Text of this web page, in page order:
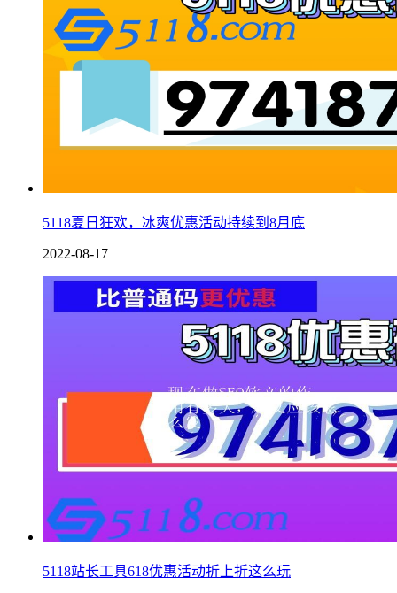
5118夏日狂欢，冰爽优惠活动持续到8月底
2022-08-17
5118站长工具618优惠活动折上折这么玩